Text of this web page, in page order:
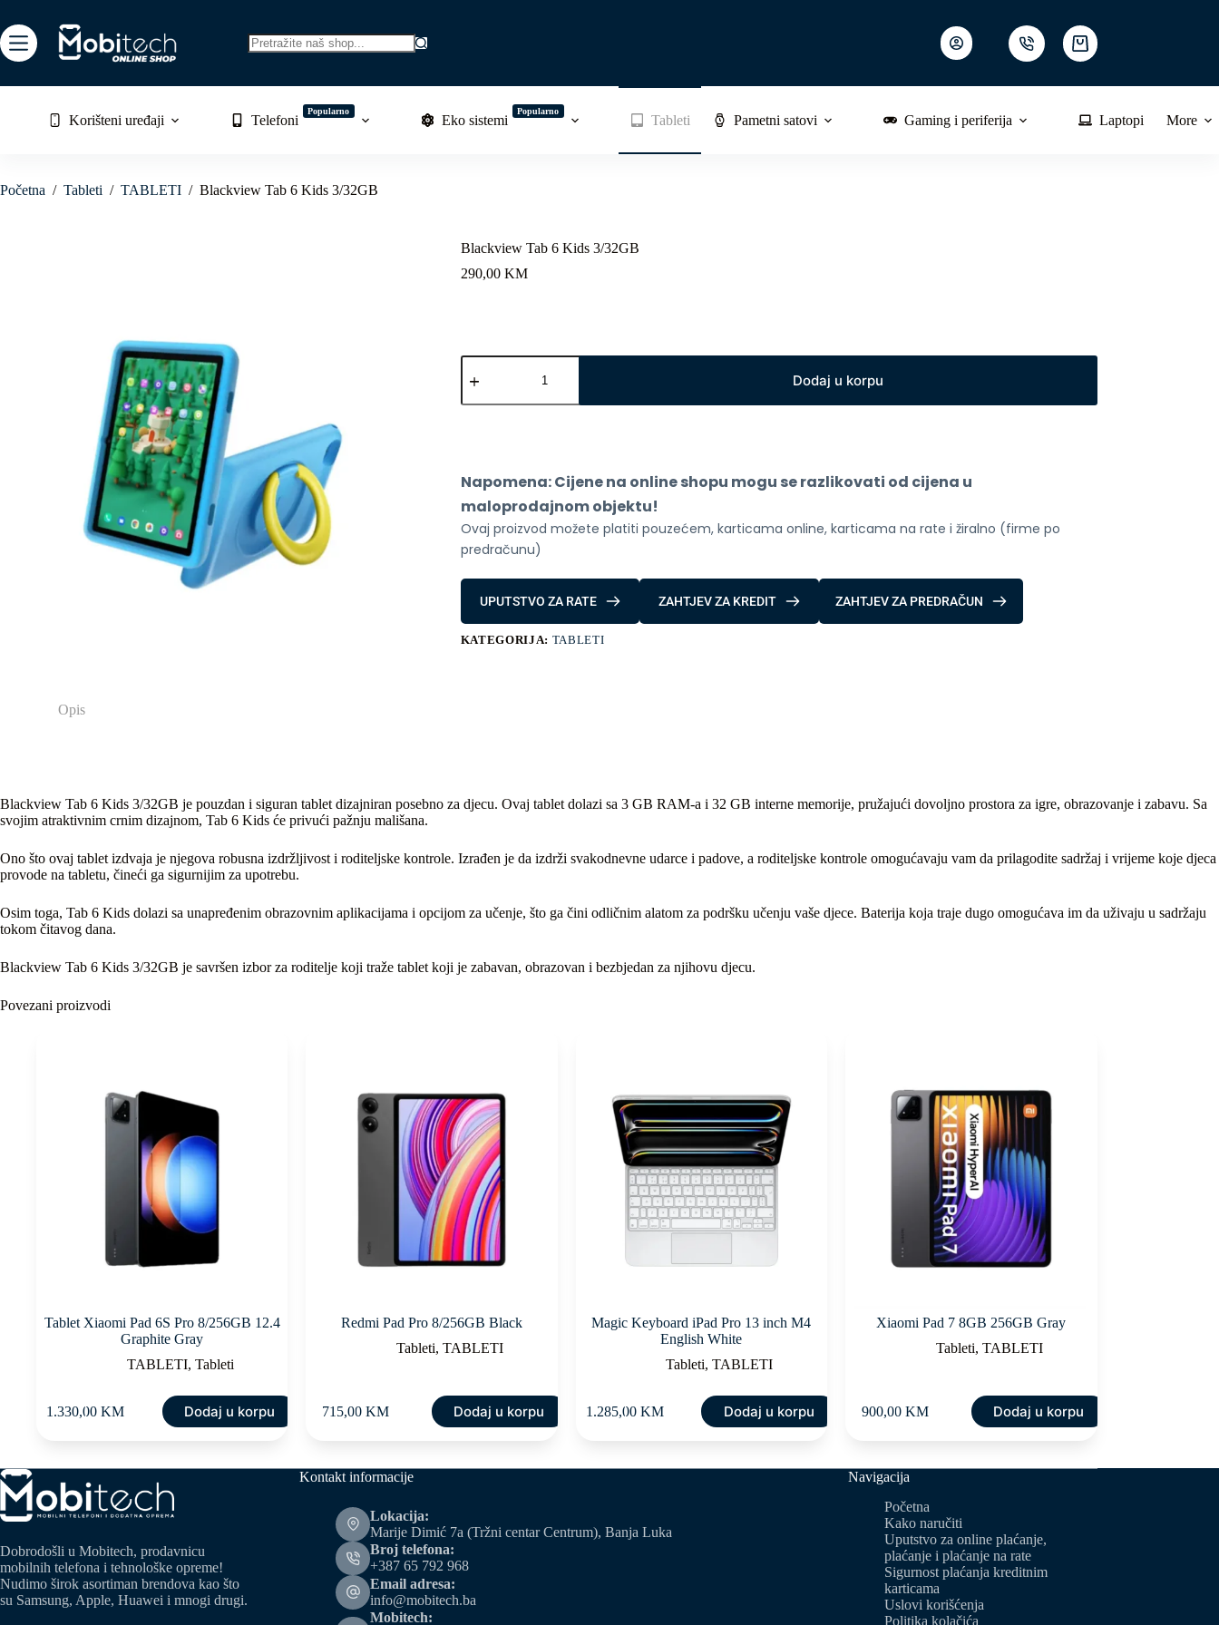
to
content
Shopping
cart
Korišteni uređaji Telefoni
Popularno
Eko sistemi
Popularno
Tableti Pametni satovi Gaming i periferija Laptopi More
Početna / Tableti / TABLETI / Blackview Tab 6 Kids 3/32GB
Blackview Tab 6 Kids 3/32GB
290,00 KM
Blackview
Tab
Kids
Dodaj u korpu
Napomena: Cijene na online shopu mogu se razlikovati od cijena u
maloprodajnom objektu!
Ovaj proizvod možete platiti pouzećem, karticama online, karticama na rate i žiralno (firme po
predračunu)
UPUTSTVO ZA RATE ZAHTJEV ZA KREDIT ZAHTJEV ZA PREDRAČUN
KATEGORIJA: TABLETI
Opis
Blackview Tab 6 Kids 3/32GB je pouzdan i siguran tablet dizajniran posebno za djecu. Ovaj tablet dolazi sa 3 GB RAM-a i 32 GB interne memorije, pružajući dovoljno prostora za igre, obrazovanje i zabavu. Sa
svojim atraktivnim crnim dizajnom, Tab 6 Kids će privući pažnju mališana.
Ono što ovaj tablet izdvaja je njegova robusna izdržljivost i roditeljske kontrole. Izrađen je da izdrži svakodnevne udarce i padove, a roditeljske kontrole omogućavaju vam da prilagodite sadržaj i vrijeme koje djeca
provode na tabletu, čineći ga sigurnijim za upotrebu.
Osim toga, Tab 6 Kids dolazi sa unapređenim obrazovnim aplikacijama i opcijom za učenje, što ga čini odličnim alatom za podršku učenju vaše djece. Baterija koja traje dugo omogućava im da uživaju u sadržaju
tokom čitavog dana.
Blackview Tab 6 Kids 3/32GB je savršen izbor za roditelje koji traže tablet koji je zabavan, obrazovan i bezbjedan za njihovu djecu.
Povezani proizvodi
Tablet Xiaomi Pad 6S Pro 8/256GB 12.4
Graphite Gray
TABLETI, Tableti
1.330,00KM Dodaj u korpu
Redmi Pad Pro 8/256GB Black
Tableti,TABLETI
715,00 KM Dodaj u korpu
Magic Keyboard iPad Pro 13 inch M4
English White
Tableti,TABLETI
1.285,00KM Dodaj u korpu
Xiaomi Pad 7 8GB 256GB Gray
Tableti, TABLETI
900,00 KM Dodaj u korpu
Dobrodošli u Mobitech, prodavnicu
mobilnih telefona i tehnološke opreme!
Nudimo širok asortiman brendova kao što
su Samsung, Apple, Huawei i mnogi drugi.
Kontakt informacije
Lokacija:
Marije Dimić 7a (Tržni centar Centrum), Banja Luka
Broj telefona:
+387 65 792 968
Email adresa:
info@mobitech.ba
Mobitech:
Navigacija
Početna
Kako naručiti
Uputstvo za online plaćanje,
plaćanje i plaćanje na rate
Sigurnost plaćanja kreditnim
karticama
Uslovi korišćenja
Politika kolačića